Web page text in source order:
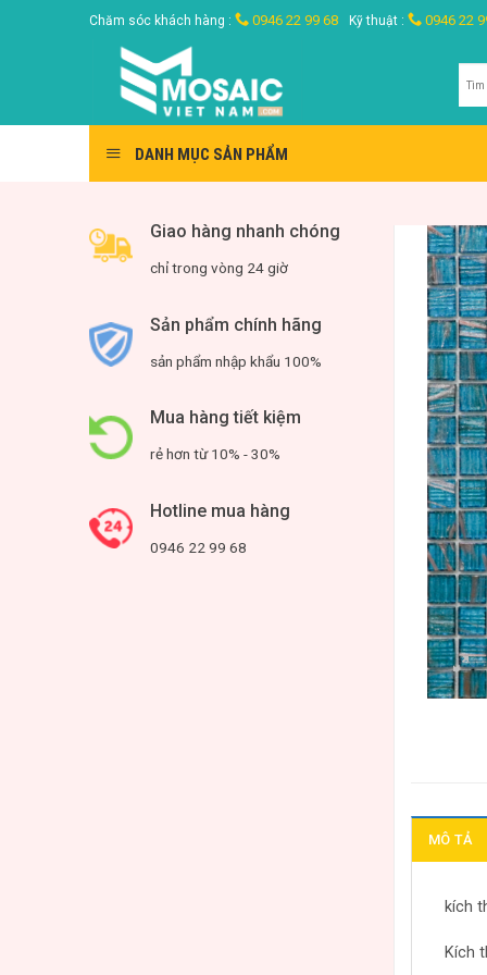
Chăm sóc khách hàng : 0946 22 99 68 Kỹ thuật : 0946 22
DANH MỤC SẢN PHẨM
Giao hàng nhanh chóng
chỉ trong vòng 24 giờ
Sản phẩm chính hãng
sản phẩm nhập khẩu 100%
Mua hàng tiết kiệm
rẻ hơn từ 10% - 30%
Hotline mua hàng
0946 22 99 68
MÔ TẢ
kích
Kích